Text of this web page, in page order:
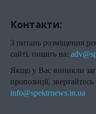
Контакти:
З питань розміщення
сайті, пишіть на:
Якщо у Вас виникли
пропозиції,
info@spektrnews.in.ua